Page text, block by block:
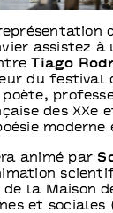
assistez à
Tiago
du festival
poète,
des XXe
animé par
la Maison
et sociales